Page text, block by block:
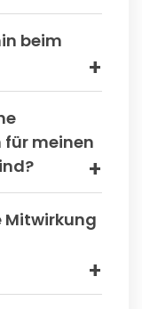
beim
für meinen
Mitwirkung